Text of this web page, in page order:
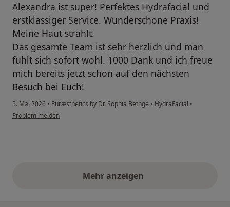
Alexandra ist super! Perfektes Hydrafacial und
erstklassiger Service. Wunderschöne Praxis!
Meine Haut strahlt.
Das gesamte Team ist sehr herzlich und man
fühlt sich sofort wohl. 1000 Dank und ich freue
mich bereits jetzt schon auf den nächsten
Besuch bei Euch!
5. Mai 2026 • Puræsthetics by Dr. Sophia Bethge • HydraFacial •
Problem melden
Mehr anzeigenobige Stellungnahmen